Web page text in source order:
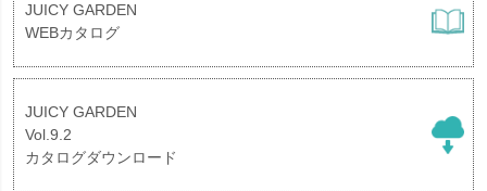
JUICY GARDEN
WEBカタログ
JUICY GARDEN
Vol.9.2
カタログダウンロード